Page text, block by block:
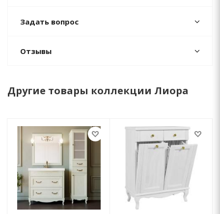
Задать вопрос
Отзывы
Другие товары коллекции Лиора